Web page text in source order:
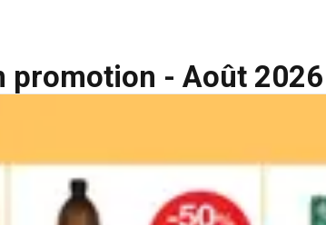
promotion - Août 2026